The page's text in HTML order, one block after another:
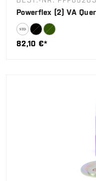
Powerflex (2) VA
82,10 €*